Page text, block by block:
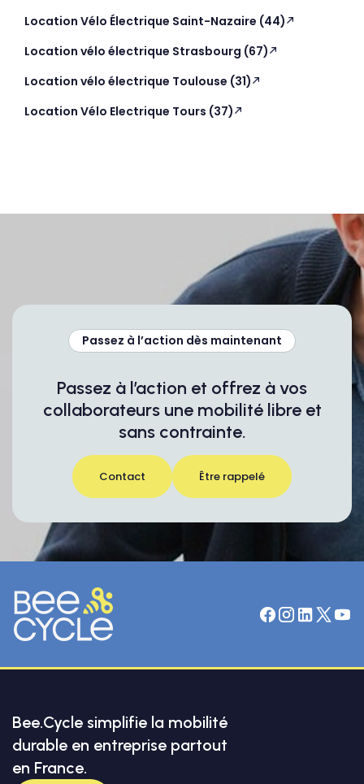
Location Vélo Électrique Saint-Nazaire (44)
Location vélo électrique Strasbourg (67)
Location vélo électrique Toulouse (31)
Location Vélo Electrique Tours (37)
Passez à l’action dès maintenant
Passez à l’action et offrez à vos
collaborateurs une mobilité libre et
sans contrainte.
Contact Être rappelé
Bee.Cycle simplifie la mobilité
durable en entreprise partout
en France.